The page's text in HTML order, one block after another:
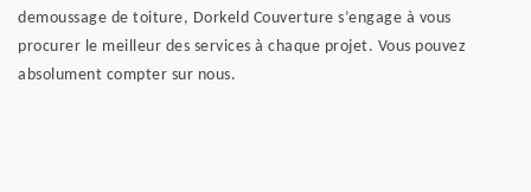
demoussage de toiture, Dorkeld Couverture s’engage à vous
procurer le meilleur des services à chaque projet. Vous pouvez
absolument compter sur nous.